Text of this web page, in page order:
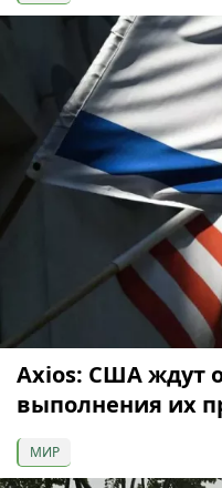
Axios: США ждут
выполнения их
МИР